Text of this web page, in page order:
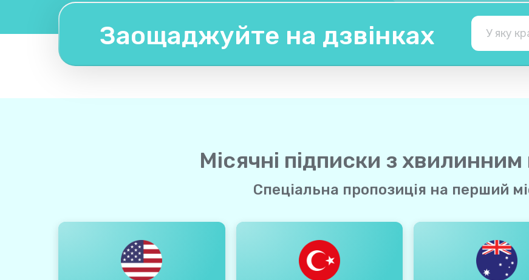
Заощаджуйте на дзвінках
Місячні підписки з
Спеціальна пропозиція на перший